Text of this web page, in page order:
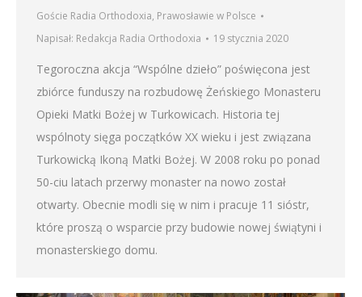
Goście Radia Orthodoxia, Prawosławie w Polsce
Napisał: Redakcja Radia Orthodoxia 19 stycznia 2020
Tegoroczna akcja “Wspólne dzieło” poświęcona jest
zbiórce funduszy na rozbudowę Żeńskiego Monasteru
Opieki Matki Bożej w Turkowicach. Historia tej
wspólnoty sięga początków XX wieku i jest związana
Turkowicką Ikoną Matki Bożej. W 2008 roku po ponad
50-ciu latach przerwy monaster na nowo został
otwarty. Obecnie modli się w nim i pracuje 11 sióstr,
które proszą o wsparcie przy budowie nowej świątyni i
monasterskiego domu.